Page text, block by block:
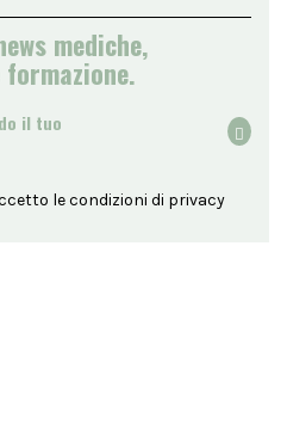
mediche,
il tuo
le condizioni di privacy